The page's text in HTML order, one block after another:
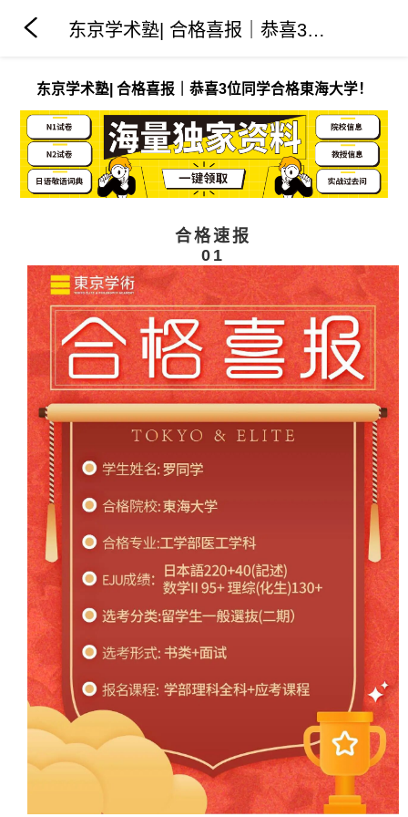
东京学术塾| 合格喜报｜恭喜3位同学合格東海大学！
东京学术塾| 合格喜报｜恭喜3位同学合格東海大学！
合格速报
01